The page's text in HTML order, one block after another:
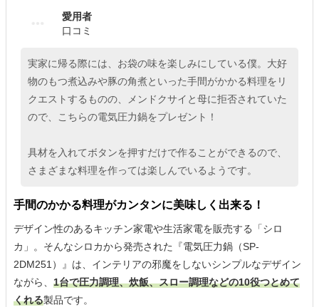
愛用者
口コミ
実家に帰る際には、お袋の味を楽しみにしている僕。大好
物のもつ煮込みや豚の角煮といった手間がかかる料理をリ
クエストするものの、メンドクサイと母に拒否されていた
ので、こちらの電気圧力鍋をプレゼント！
具材を入れてボタンを押すだけで作ることができるので、
さまざまな料理を作っては楽しんでいるようです。
手間のかかる料理がカンタンに美味しく出来る！
デザイン性のあるキッチン家電や生活家電を販売する「シロ
カ」。そんなシロカから発売された『電気圧力鍋（SP-
2DM251）』は、インテリアの邪魔をしないシンプルなデザイン
ながら、 1台で圧力調理、炊飯、スロー調理などの10役つとめて
くれる製品です。